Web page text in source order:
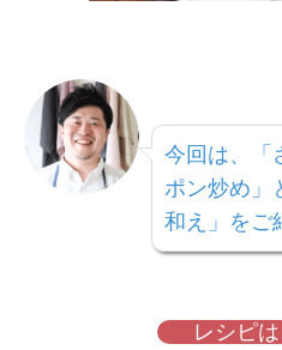
今回は、「
ポン炒め」
和え」 をご
レシピ